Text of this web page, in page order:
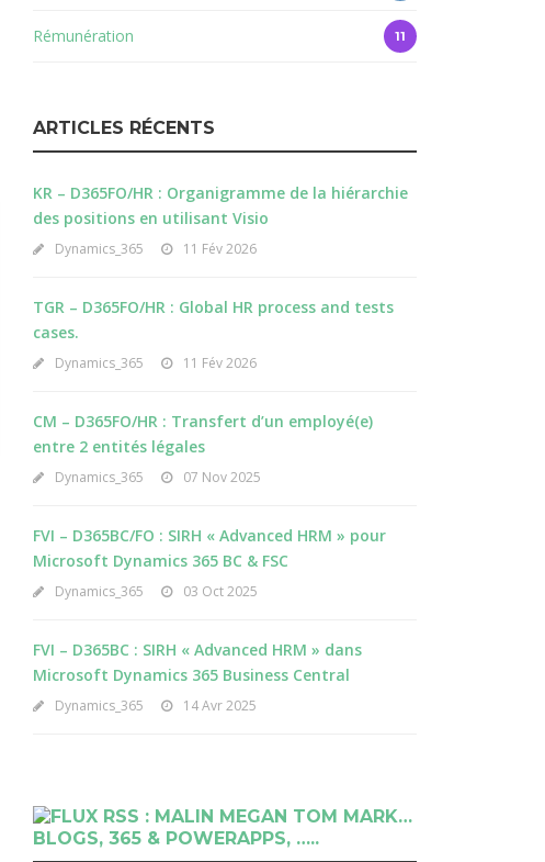
Rémunération 11
ARTICLES RÉCENTS
KR – D365FO/HR : Organigramme de la hiérarchie
des positions en utilisant Visio
Dynamics_365 11 Fév 2026
TGR – D365FO/HR : Global HR process and tests
cases.
Dynamics_365 11 Fév 2026
CM – D365FO/HR : Transfert d’un employé(e)
entre 2 entités légales
Dynamics_365 07 Nov 2025
FVI – D365BC/FO : SIRH « Advanced HRM » pour
Microsoft Dynamics 365 BC & FSC
Dynamics_365 03 Oct 2025
FVI – D365BC : SIRH « Advanced HRM » dans
Microsoft Dynamics 365 Business Central
Dynamics_365 14 Avr 2025
RSS : MALIN MEGAN TOM MARK…
BLOGS, 365 & POWERAPPS, …..